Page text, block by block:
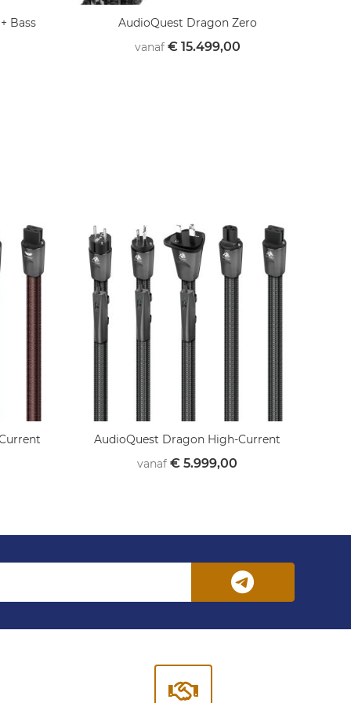
Bass
AudioQuest Dragon Zero
vanaf € 15.499,00
AudioQuest Dragon High-Current
vanaf € 5.999,00